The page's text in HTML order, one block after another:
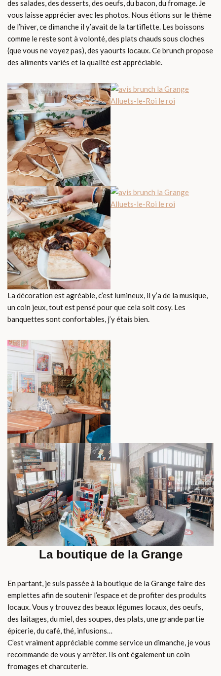
des salades, des desserts, des oeufs, du bacon, du fromage. Je
vous laisse apprécier avec les photos. Nous étions sur le thème
de l’hiver, ce dimanche il y’avait de la tartiflette. Les boissons
comme le reste sont à volonté, des plats chauds sous cloches
(que vous ne voyez pas), des yaourts locaux. Ce brunch propose
des aliments variés et la qualité est appréciable.
La décoration est agréable, c’est lumineux, il y’a de la musique,
un coin jeux, tout est pensé pour que cela soit cosy. Les
banquettes sont confortables, j’y étais bien.
La boutique de la Grange
En partant, je suis passée à la boutique de la Grange faire des
emplettes afin de soutenir l’espace et de profiter des produits
locaux. Vous y trouvez des beaux légumes locaux, des oeufs,
des laitages, du miel, des soupes, des plats, une grande partie
épicerie, du café, thé, infusions…
C’est vraiment appréciable comme service un dimanche, je vous
recommande de vous y arrêter. Ils ont également un coin
fromages et charcuterie.